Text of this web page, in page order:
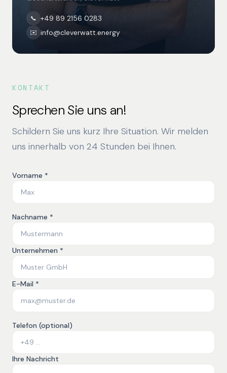
📞 +49 89 2156 0283
✉️ info@cleverwatt.energy
KONTAKT
Sprechen Sie uns an!
Schildern Sie uns kurz Ihre Situation. Wir melden
uns innerhalb von 24 Stunden bei Ihnen.
Vorname *
Nachname *
Unternehmen *
E-Mail *
Telefon (optional)
Ihre Nachricht